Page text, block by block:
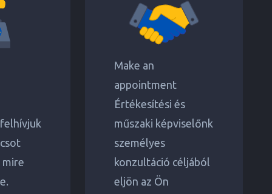
mire
Make an
appointment
Értékesítési és
műszaki képviselőnk
személyes
konzultáció céljából
eljön az Ön